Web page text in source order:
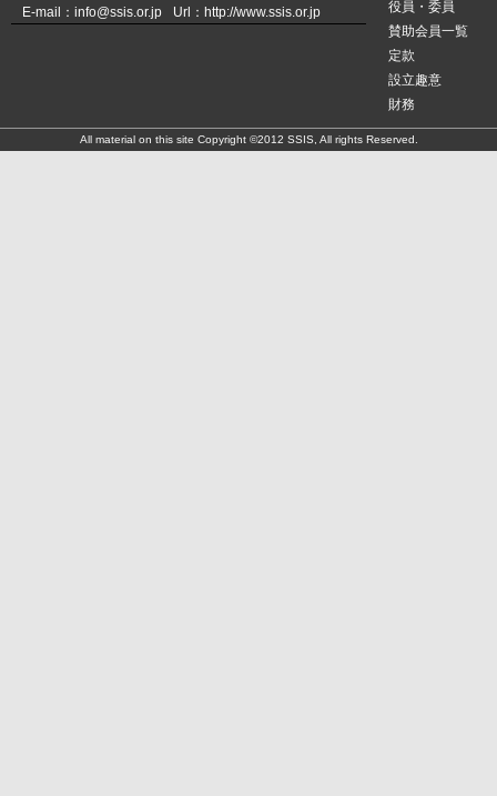
E-mail：info@ssis.or.jp
Url：http://www.ssis.or.jp
役員・委員
賛助会員一覧
定款
設立趣意
財務
All material on this site Copyright ©2012 SSIS, All rights Reserved.